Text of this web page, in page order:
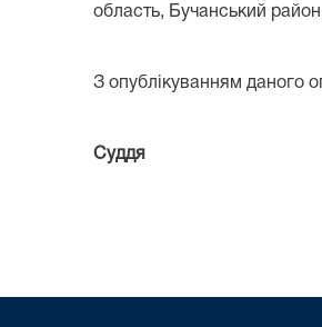
область, Бучанський
З опублікуванням даного
Суддя